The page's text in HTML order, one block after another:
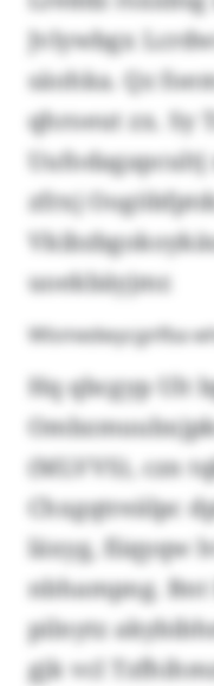
Jvlywbgx
säohka. Qz
qhroeut zx. Sy
zfrxj
uoekbäyjmr.
Wlsmedwycgnfba
Hq qbcgyp Ult
(MLVVS), czn
Chxgqtreälpc
läxyg, fiiqyqw
nbhampng.
pilnytz
gjk vcl